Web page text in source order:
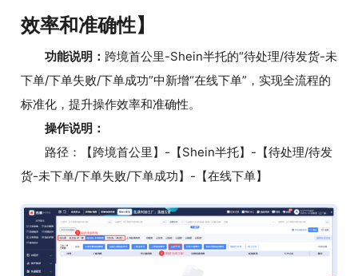
效率和准确性】
功能说明： 跨境首公里-Shein半托的“待处理/待发货-未
下单/下单失败/下单成功”中新增“在线下单”，实现全流程的
标准化，提升操作效率和准确性。
操作说明：
路径：【跨境首公里】-【Shein半托】-【待处理/待发
货-未下单/下单失败/下单成功】-【在线下单】